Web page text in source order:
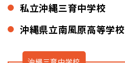
私立沖縄三育中学校
沖縄県立南風原高等学校